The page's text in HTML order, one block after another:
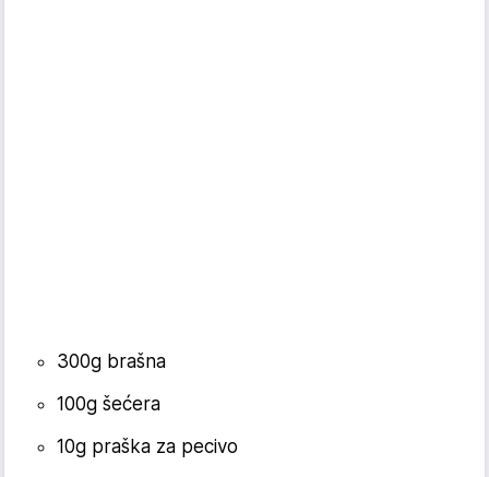
300g brašna
100g šećera
10g praška za pecivo